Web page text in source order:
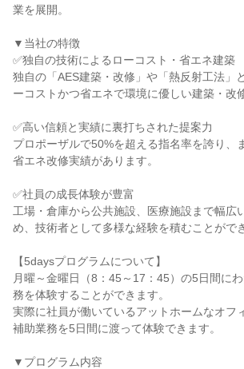
業を展開。
▼当社の特徴
✅独自の技術によるローコスト・省エネ建築
独自の「AES建築・改修」や「熱反射工法」
ーコストかつ省エネで環境に優しい建築・改
✅高い信頼と実績に裏打ちされた提案力
プロポーザルで50%を超える指名率を誇り、
省エネ改修実績があります。
✅社員の成長体験が豊富
工場・倉庫から公共施設、医療施設まで幅広
め、技術者として多様な経験を積むことがで
【5daysプログラムについて】
月曜～金曜日（8：45～17：45）の5日間に
務を体験することができます。
実際に社員が働いているアットホームなオフ
補助業務を5日間に渡って体験できます。
▼プログラム内容